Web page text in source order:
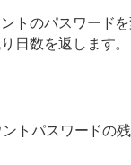
トのパスワード
日数を返します。
トパスワードの